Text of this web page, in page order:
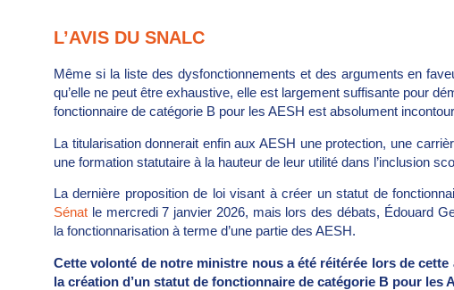
L’AVIS DU SNALC
Même si la liste des dysfonctionnements et des arguments en
qu’elle ne peut être exhaustive, elle est largement suffisante pour
fonctionnaire de catégorie B pour les AESH est absolument
La titularisation donnerait enfin aux AESH une protection, une
une formation statutaire à la hauteur de leur utilité dans l’inclusion
La dernière proposition de loi visant à créer un statut de
Sénat le mercredi 7 janvier 2026, mais lors des débats, Édouard
la fonctionnarisation à terme d’une partie des AESH.
Cette volonté de notre ministre nous a été réitérée lors de
la création d’un statut de fonctionnaire de catégorie B pour les